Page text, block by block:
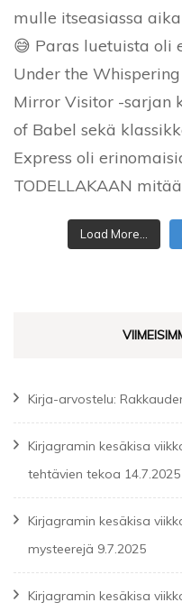
Load More...
Kirja-arvostelu:
Kirjagramin kesäkisa
tehtävien tekoa 14.7.2025
Kirjagramin kesäkisa
mysteerejä 9.7.2025
Kirjagramin kesäkisa